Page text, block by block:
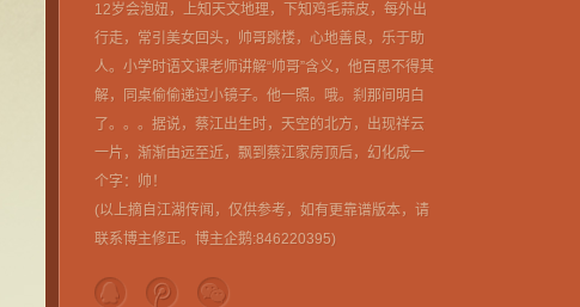
12岁会泡妞，上知天文地理，下知鸡毛蒜皮，每外出
行走，常引美女回头，帅哥跳楼，心地善良，乐于助
人。小学时语文课老师讲解“帅哥”含义，他百思不得其
解，同桌偷偷递过小镜子。他一照。哦。刹那间明白
了。。。据说，蔡江出生时，天空的北方，出现祥云
一片，渐渐由远至近，飘到蔡江家房顶后，幻化成一
个字：帅！
(以上摘自江湖传闻，仅供参考，如有更靠谱版本，请
联系博主修正。博主企鹅:846220395)